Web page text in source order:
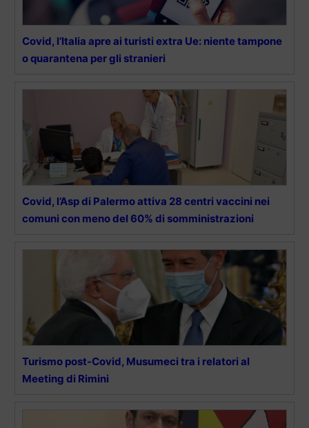
Covid, l’Italia apre ai turisti extra Ue: niente tampone
o quarantena per gli stranieri
Covid, l’Asp di Palermo attiva 28 centri vaccini nei
comuni con meno del 60% di somministrazioni
Turismo post-Covid, Musumeci tra i relatori al
Meeting di Rimini